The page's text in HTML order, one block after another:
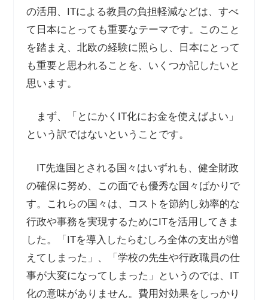
の活用、ITによる教員の負担軽減などは、すべ
て日本にとっても重要なテーマです。このこと
を踏まえ、北欧の経験に照らし、日本にとって
も重要と思われることを、いくつか記したいと
思います。
まず、「とにかくIT化にお金を使えばよい」
という訳ではないということです。
IT先進国とされる国々はいずれも、健全財政
の確保に努め、この面でも優秀な国々ばかりで
す。これらの国々は、コストを節約し効率的な
行政や事務を実現するためにITを活用してきま
した。「ITを導入したらむしろ全体の支出が増
えてしまった」、「学校の先生や行政職員の仕
事が大変になってしまった」というのでは、IT
化の意味がありません。費用対効果をしっかり